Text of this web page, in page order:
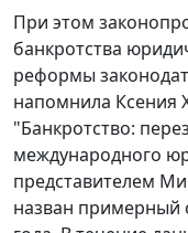
При этом
банкротства
реформы
напомнила Ксения
"Банкротство:
международного
представителем
назван примерный